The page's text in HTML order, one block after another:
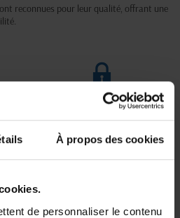
À propos des cookies
de personnaliser le contenu
reconnues pour leur qualité, offrant une
Paiement sécurisé
Paiement en ligne 100% sécurisé par
18h